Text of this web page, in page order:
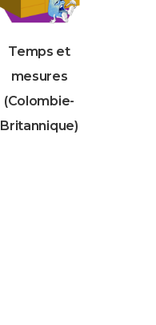
Temps et
mesures
(Colombie-
Britannique)